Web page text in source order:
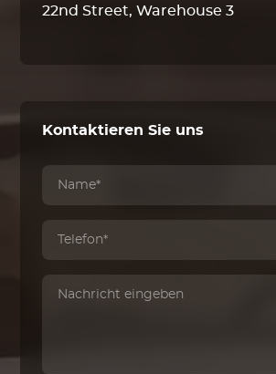
22nd Street, Warehouse 3
Kontaktieren Sie uns